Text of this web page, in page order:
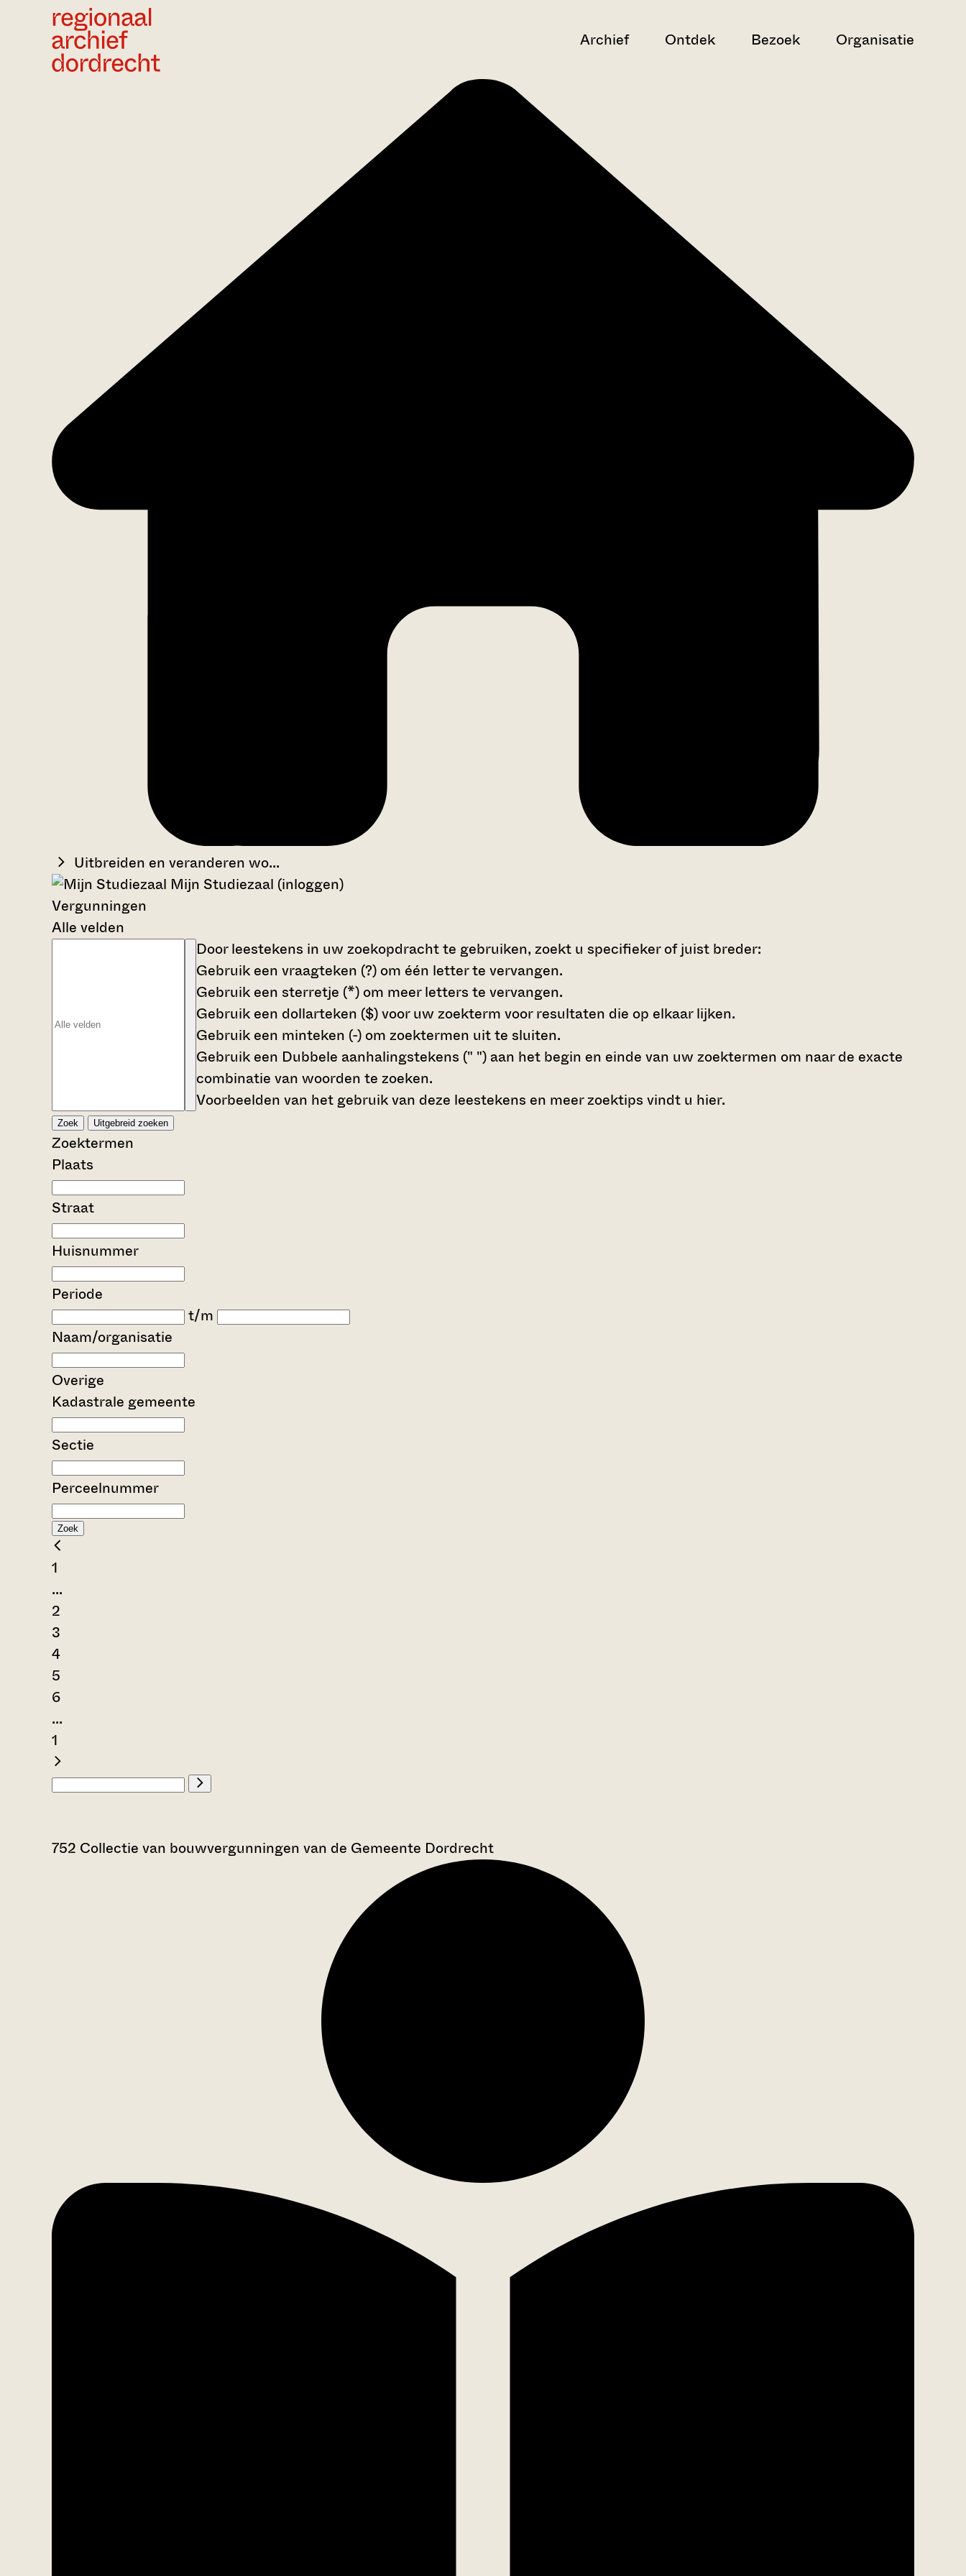
Archief Ontdek Bezoek Organisatie
Uitbreiden en veranderen wo...
Mijn Studiezaal (inloggen)
Vergunningen
Alle velden
Door leestekens in uw zoekopdracht te gebruiken, zoekt u specifieker of juist breder:
Gebruik een vraagteken (?) om één letter te vervangen.
Gebruik een sterretje (*) om meer letters te vervangen.
Gebruik een dollarteken ($)voor uw zoekterm voor resultaten die op elkaar lijken.
Gebruik een minteken (-) om zoektermen uit te sluiten.
Gebruik een Dubbele aanhalingstekens (" ") aan het begin en einde van uw zoektermen om naar de exacte
combinatie van woorden te zoeken.
Voorbeelden van het gebruik van deze leestekens en meer zoektips vindt u hier.
Zoek Uitgebreid zoeken
Zoektermen
Plaats
Straat
Huisnummer
Periode
t/m
Naam/organisatie
Overige
Kadastrale gemeente
Sectie
Perceelnummer
Zoek
1
...
2
3
4
5
6
...
1
752 Collectie van bouwvergunningen van de Gemeente Dordrecht